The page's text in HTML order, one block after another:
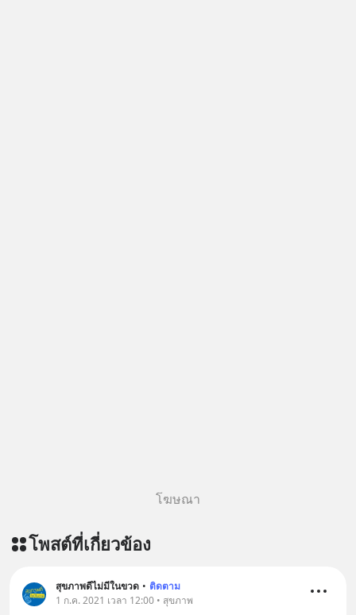
โฆษณา
โพสต์ที่เกี่ยวข้อง
สุขภาพดีไม่มีในขวด • ติดตาม
1 ก.ค. 2021 เวลา 12:00 • สุขภาพ